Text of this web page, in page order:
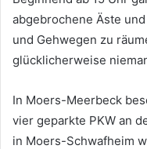
abgebrochene Äste
und Gehwegen zu
glücklicherweise
In Moers-Meerbeck
vier geparkte PKW an
in Moers-Schwafheim